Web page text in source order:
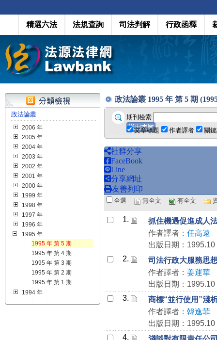
精選六法 法規查詢 司法判解 行政函釋
政法論叢
2006 年
2005 年
2004 年
2003 年
2002 年
2001 年
2000 年
1999 年
1998 年
1997 年
1996 年
1995 年
1995 年 第 5 期
1995 年 第 4 期
1995 年 第 3 期
1995 年 第 2 期
1995 年 第 1 期
1994 年
政法論叢 1995 年 第 5 期
期刊檢索
文章標題
作者譯者 關
社群分享
FaceBook
Line
分享網址
友善列印
全選 無全文 有全文
1.
抓住機遇促進成人
作者譯者： 任高遠
出版日期：1995.10
2.
司法行政大服務思
作者譯者： 姜運華
出版日期：1995.10
3.
商標“並行使用”淺
作者譯者： 韓逸菲
出版日期：1995.10
4.